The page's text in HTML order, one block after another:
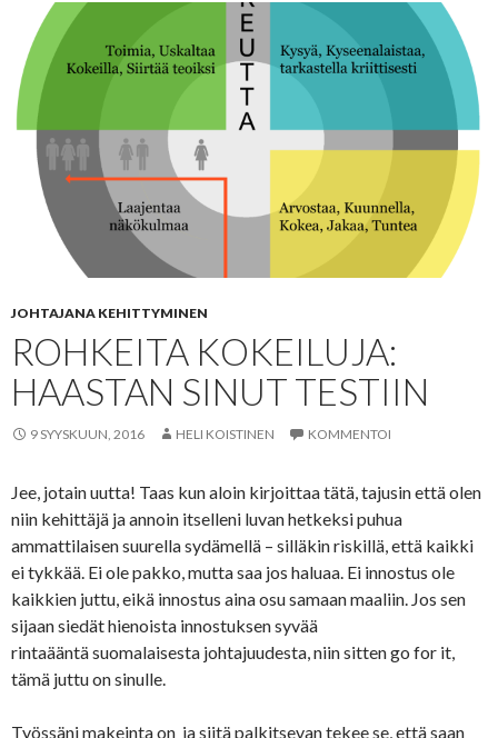
JOHTAJANA KEHITTYMINEN
ROHKEITA KOKEILUJA:
HAASTAN SINUT TESTIIN
9 SYYSKUUN, 2016 HELI KOISTINEN KOMMENTOI
Jee, jotain uutta! Taas kun aloin kirjoittaa tätä, tajusin että olen
niin kehittäjä ja annoin itselleni luvan hetkeksi puhua
ammattilaisen suurella sydämellä – silläkin riskillä, että kaikki
ei tykkää. Ei ole pakko, mutta saa jos haluaa. Ei innostus ole
kaikkien juttu, eikä innostus aina osu samaan maaliin. Jos sen
sijaan siedät hienoista innostuksen syvää
rintaääntä suomalaisesta johtajuudesta, niin sitten go for it,
tämä juttu on sinulle.
Työssäni makeinta on ja siitä palkitsevan tekee se, että saan